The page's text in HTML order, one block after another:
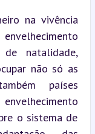
na vivência
natalidade,
não só as
países
o sistema de